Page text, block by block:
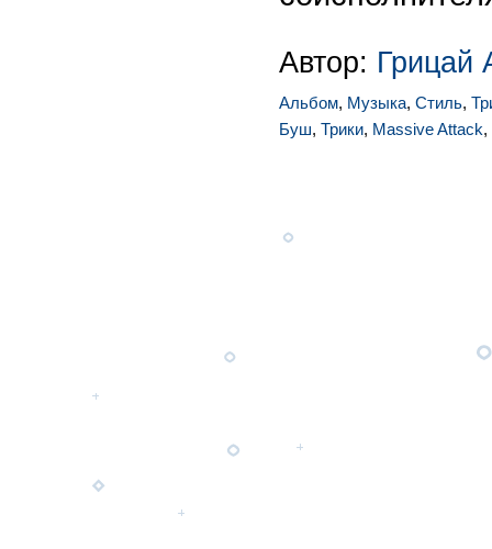
Автор: Грицай
Альбом, Музыка, Стиль,
Буш, Трики, Massive Attack,